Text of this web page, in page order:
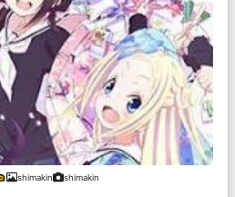
shimakin shimakin